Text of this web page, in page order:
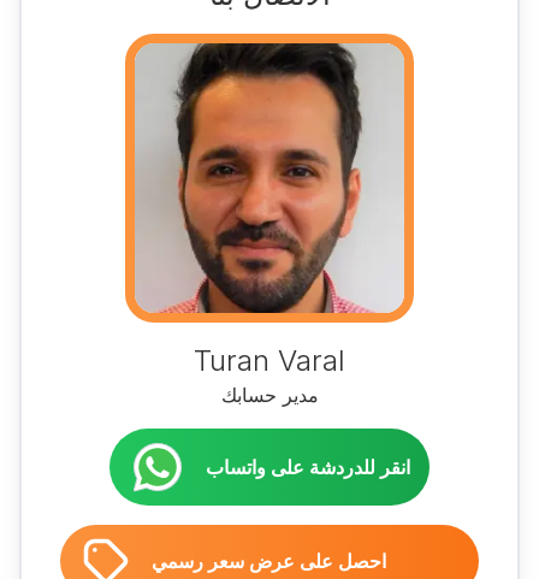
Turan Varal
مدير حسابك
انقر للدردشة على واتساب
احصل على عرض سعر رسمي